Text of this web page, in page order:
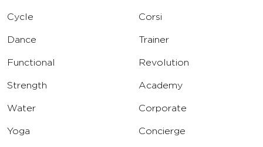
Cycle
Dance
Functional
Strength
Water
Yoga
Corsi
Trainer
Revolution
Academy
Corporate
Concierge